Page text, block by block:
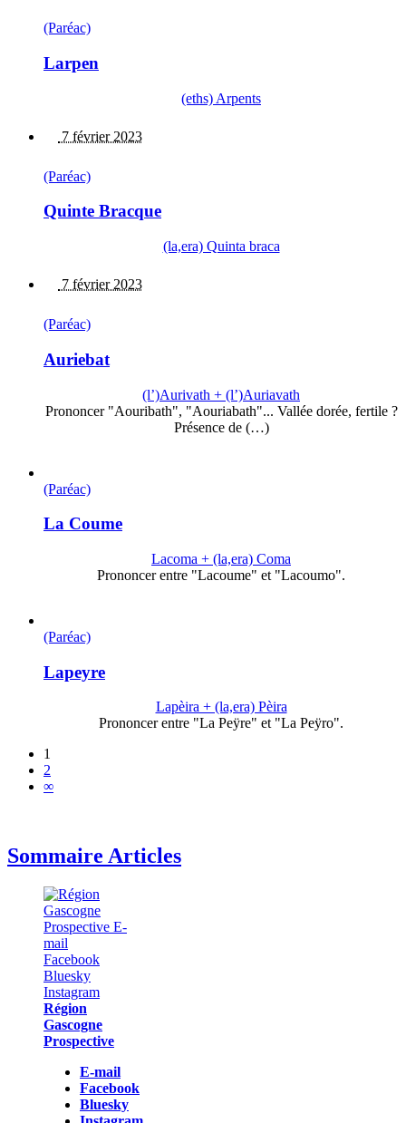
(Paréac)
Larpen
(eths) Arpents
7 février 2023
(Paréac)
Quinte Bracque
(la,era) Quinta braca
7 février 2023
(Paréac)
Auriebat
(l’)Aurivath + (l’)Auriavath
Prononcer "Aouribath", "Aouriabath"... Vallée dorée, fertile ?
Présence de (…)
(Paréac)
La Coume
Lacoma + (la,era) Coma
Prononcer entre "Lacoume" et "Lacoumo".
(Paréac)
Lapeyre
Lapèira + (la,era) Pèira
Prononcer entre "La Peÿre" et "La Peÿro".
1
2
∞
Sommaire Articles
Région
Gascogne
Prospective
E-mail
Facebook
Bluesky